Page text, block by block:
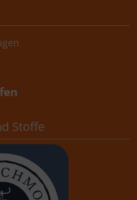
Stoffe